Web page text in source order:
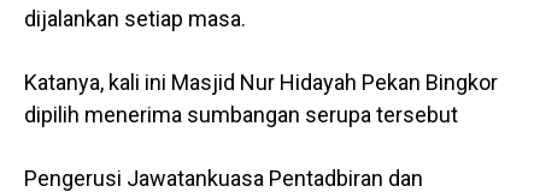
dijalankan setiap masa.
Katanya, kali ini Masjid Nur Hidayah Pekan Bingkor
dipilih menerima sumbangan serupa tersebut
Pengerusi Jawatankuasa Pentadbiran dan